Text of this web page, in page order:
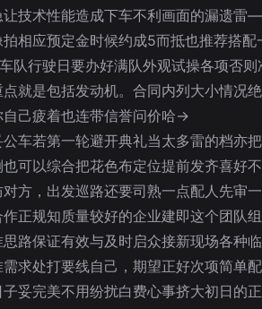
技术性能造成下车不利画面的漏遗
相应预定金时候约成5而抵也推荐搭
队行驶日要办好满队外观试操各项否
就是包括发动机。合同内列大小情况
己疲着也连带信誉问价哈→
车若第一轮避开典礼当太多雷的档亦
可以综合把花色布定位提前发齐喜
方，出发巡路还要司熟一点配人先审
正规知质量较好的企业建即这个团队
路保证有效与及时启众接新现场各种
求处打要线自己，期望正好次项简单
妥完美不用纷扰白费心事挤大初日